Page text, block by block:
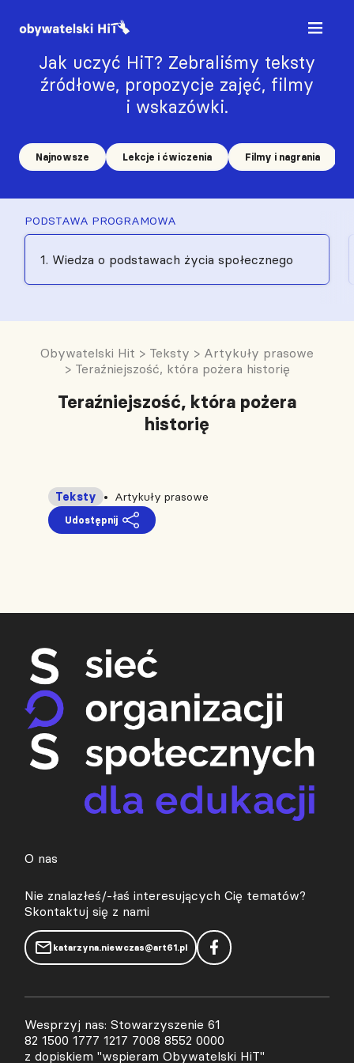
Jak uczyć HiT? Zebraliśmy teksty
źródłowe, propozycje zajęć, filmy
i wskazówki.
Najnowsze Lekcje i ćwiczenia Filmy i nagrania
PODSTAWA PROGRAMOWA
1. Wiedza o podstawach życia społecznego
Obywatelski Hit > Teksty > Artykuły prasowe
> Teraźniejszość, która pożera historię
Teraźniejszość, która pożera
historię
Teksty Artykuły prasowe
Udostępnij
O nas
Nie znalazłeś/-łaś interesujących Cię tematów?
Skontaktuj się z nami
katarzyna.niewczas@art61.pl
Wesprzyj nas: Stowarzyszenie 61
82 1500 1777 1217 7008 8552 0000
z dopiskiem "wspieram Obywatelski HiT"